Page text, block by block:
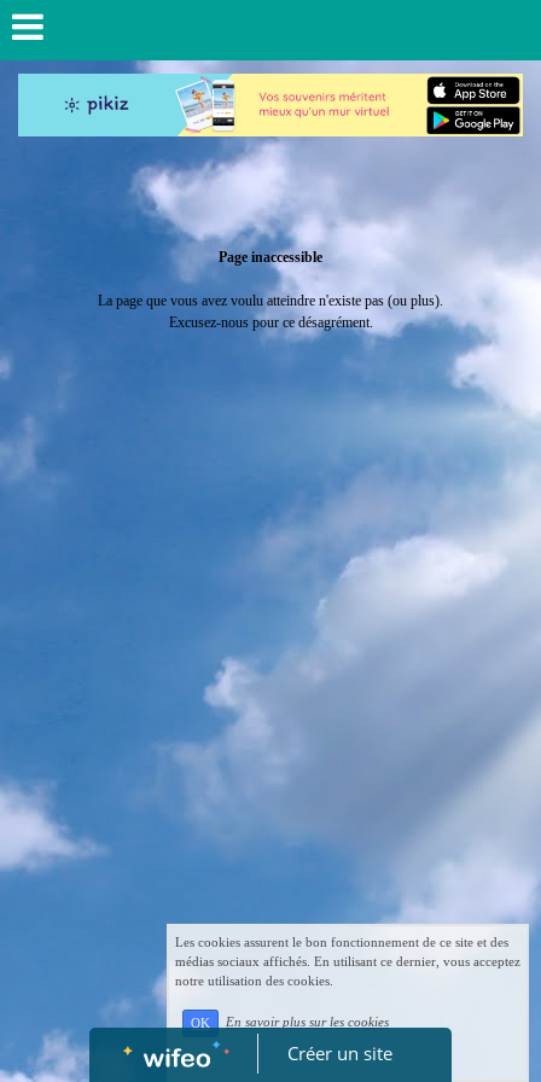
Page inaccessible
La page que vous avez voulu atteindre n'existe pas (ou plus).
Excusez-nous pour ce désagrément.
Créer un site
Les cookies assurent le bon fonctionnement de ce site et des
médias sociaux affichés. En utilisant ce dernier, vous acceptez
notre utilisation des cookies.
OK En savoir plus sur les cookies